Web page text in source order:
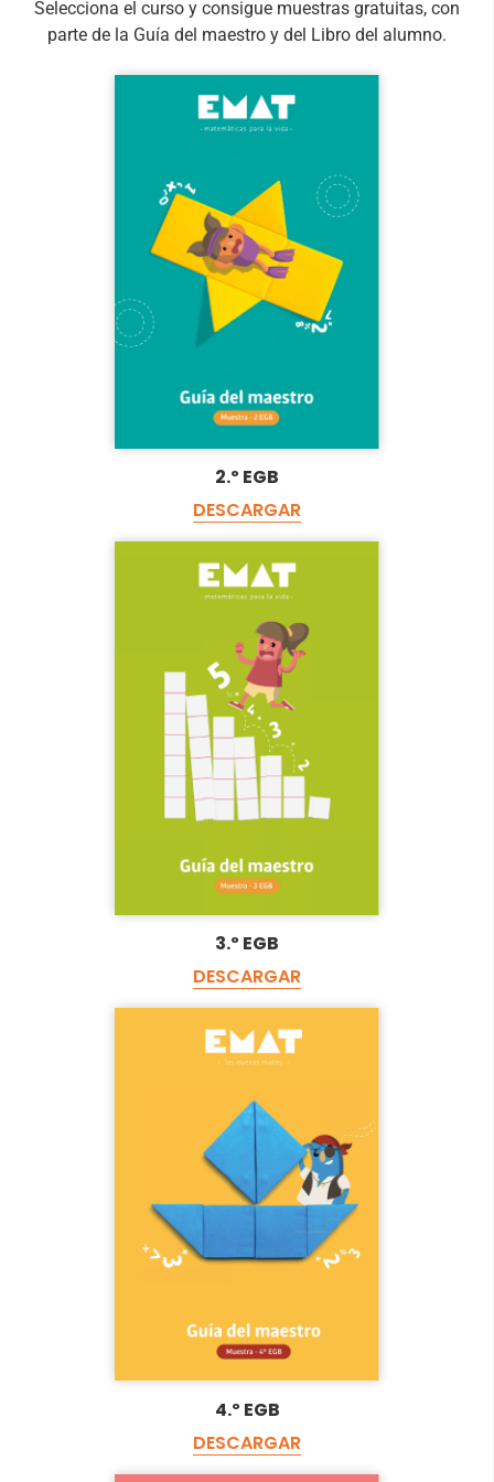
más significativo y cercano al entorno del
Selecciona el curso y consigue muestras gratuitas, con
parte de la Guía del maestro y del Libro del alumno.
2.º EGB
DESCARGAR
3.º EGB
DESCARGAR
4.º EGB
DESCARGAR